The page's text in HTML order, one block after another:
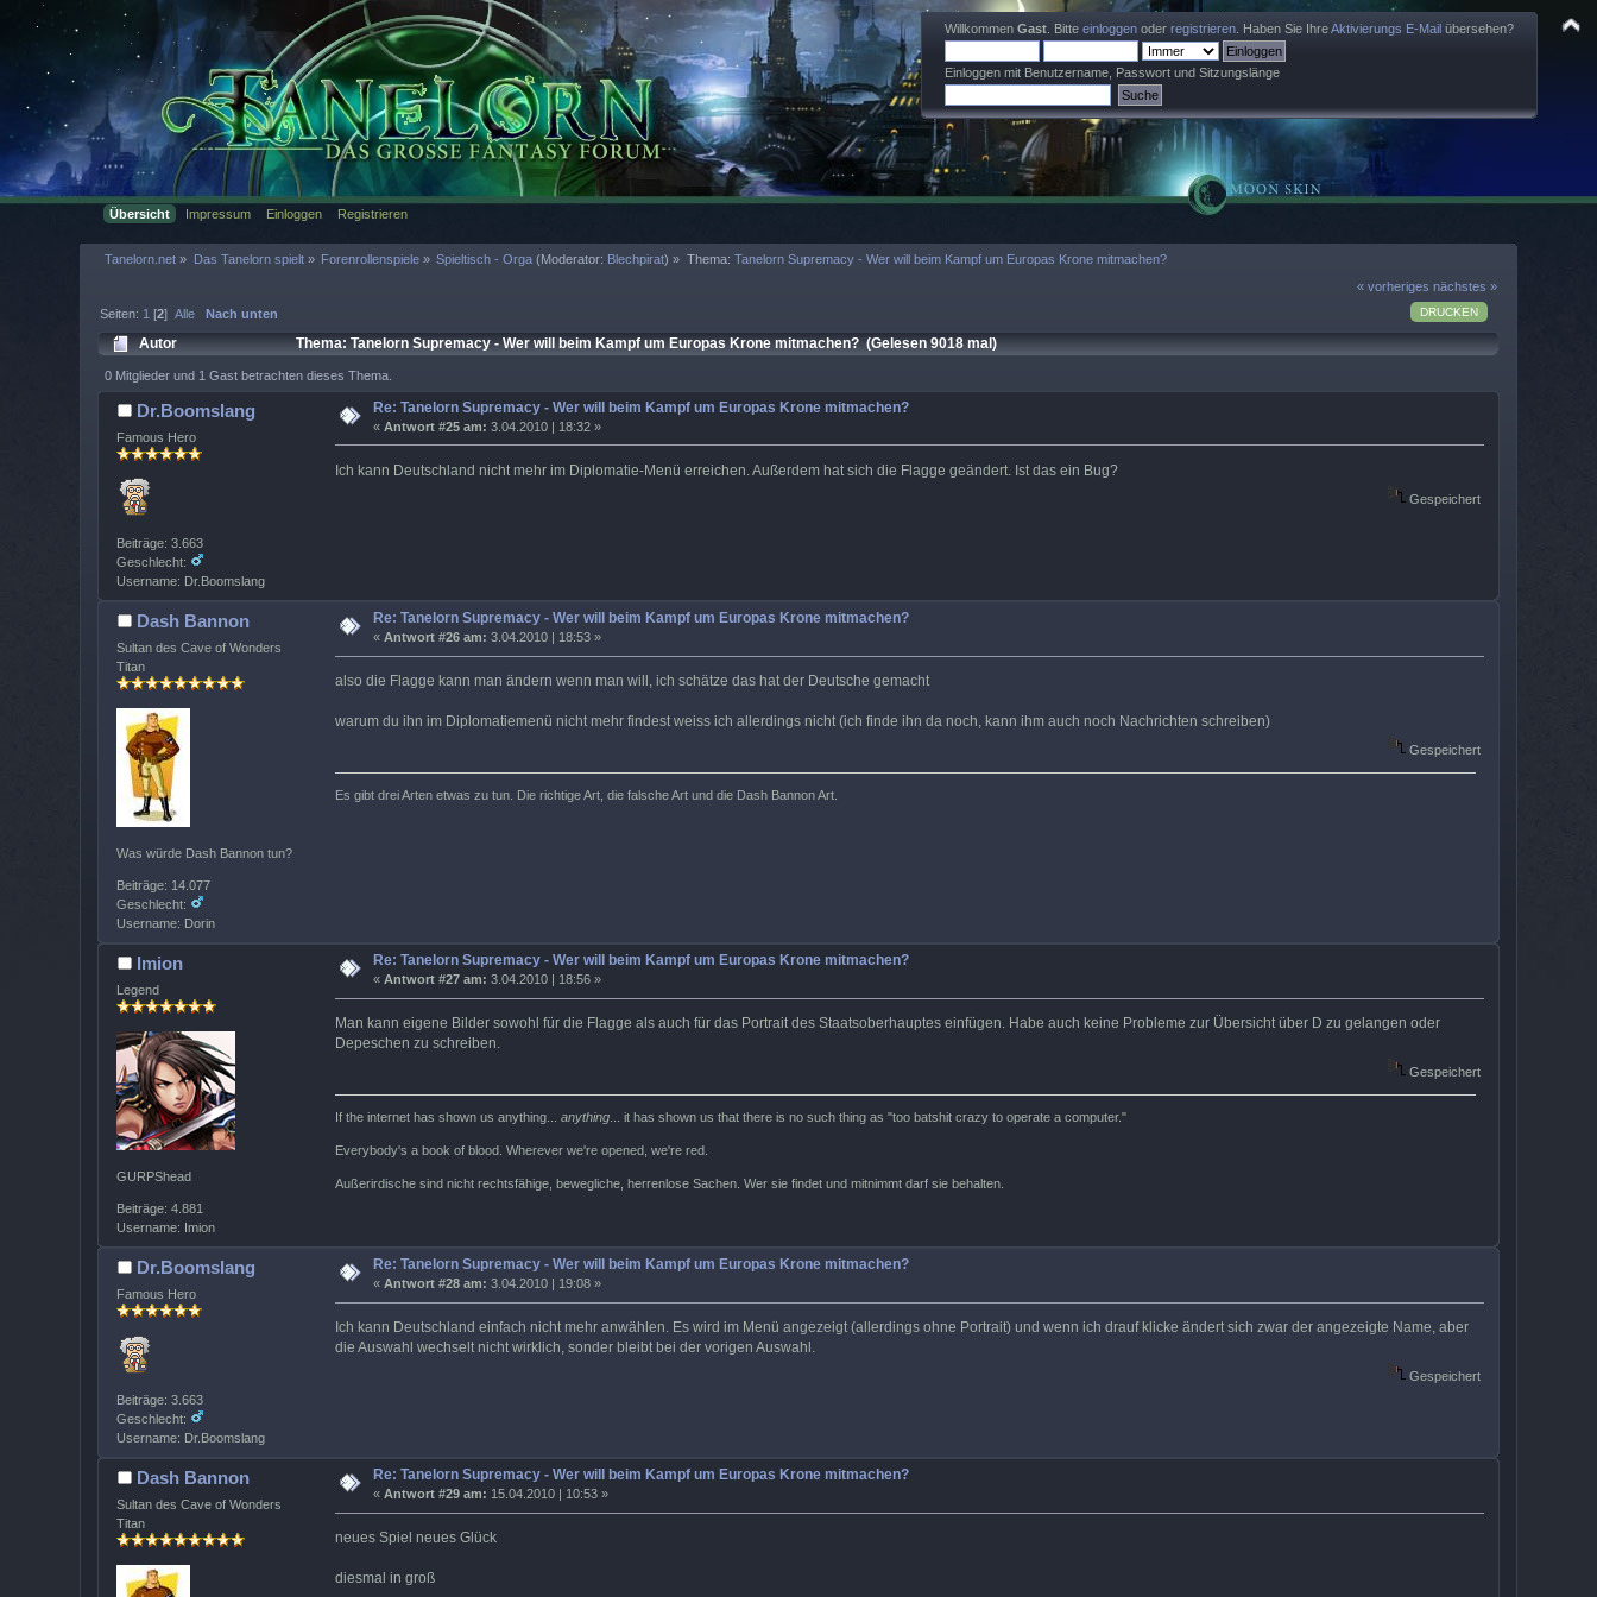
Willkommen Gast . Bitte einloggen oder registrieren . Haben Sie IhreAktivierungs E-Mail übersehen?
Einloggen mit Benutzername, Passwort und Sitzungslänge
Übersicht Impressum Einloggen Registrieren
Tanelorn.net » Das Tanelorn spielt» Forenrollenspiele » Spieltisch - Orga (Moderator: Blechpirat) » Thema: Tanelorn Supremacy - Wer will beim Kampf um Europas Krone mitmachen?
« vorheriges nächstes »
DRUCKEN
Seiten: 1 [2]Alle Nach unten
Autor Thema: Tanelorn Supremacy - Wer will beim Kampf um Europas Krone mitmachen? (Gelesen 9018 mal)
0 Mitglieder und 1 Gast betrachten dieses Thema.
Dr.Boomslang
Famous Hero
Beiträge: 3.663
Geschlecht:
Username: Dr.Boomslang
Re: Tanelorn Supremacy - Wer will beim Kampf um Europas Krone mitmachen?
«Antwort #25 am: 3.04.2010 | 18:32 »
Ich kann Deutschland nicht mehr im Diplomatie-Menü erreichen. Außerdem hat sich die Flagge geändert. Ist das ein Bug?
Gespeichert
Dash Bannon
Sultan des Cave of Wonders
Titan
Was würde Dash Bannon tun?
Beiträge: 14.077
Geschlecht:
Username: Dorin
Re: Tanelorn Supremacy - Wer will beim Kampf um Europas Krone mitmachen?
«Antwort #26 am: 3.04.2010 | 18:53 »
also die Flagge kann man ändern wenn man will, ich schätze das hat der Deutsche gemacht
warum du ihn im Diplomatiemenü nicht mehr findest weiss ich allerdings nicht (ich finde ihn da noch, kann ihm auch noch Nachrichten schreiben)
Gespeichert
Es gibt drei Arten etwas zu tun. Die richtige Art, die falsche Art und die Dash Bannon Art.
Imion
Legend
GURPShead
Beiträge: 4.881
Username: Imion
Re: Tanelorn Supremacy - Wer will beim Kampf um Europas Krone mitmachen?
«Antwort #27 am: 3.04.2010 | 18:56 »
Man kann eigene Bilder sowohl für die Flagge als auch für das Portrait des Staatsoberhauptes einfügen. Habe auch keine Probleme zur Übersicht über D zu gelangen oder
Depeschen zu schreiben.
Gespeichert
If the internet has shown us anything... anything... it has shown us that there is no such thing as "too batshit crazy to operate a computer."
Everybody's a book of blood. Wherever we're opened, we're red.
Außerirdische sind nicht rechtsfähige, bewegliche, herrenlose Sachen. Wer sie findet und mitnimmt darf sie behalten.
Dr.Boomslang
Famous Hero
Beiträge: 3.663
Geschlecht:
Username: Dr.Boomslang
Re: Tanelorn Supremacy - Wer will beim Kampf um Europas Krone mitmachen?
«Antwort #28 am: 3.04.2010 | 19:08 »
Ich kann Deutschland einfach nicht mehr anwählen. Es wird im Menü angezeigt (allerdings ohne Portrait) und wenn ich drauf klicke ändert sich zwar der angezeigte Name, aber
die Auswahl wechselt nicht wirklich, sonder bleibt bei der vorigen Auswahl.
Gespeichert
Dash Bannon
Sultan des Cave of Wonders
Titan
Re: Tanelorn Supremacy - Wer will beim Kampf um Europas Krone mitmachen?
«Antwort #29 am: 15.04.2010 | 10:53 »
neues Spiel neues Glück
diesmal in groß